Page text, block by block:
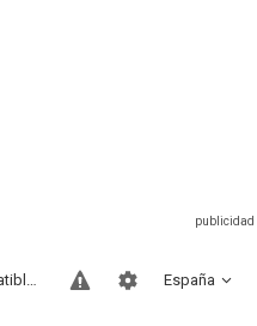
España
Sitios compatibles